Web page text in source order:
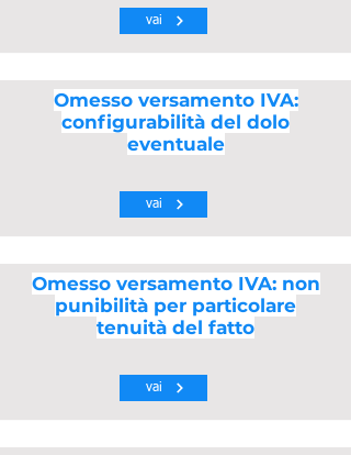
vai
Omesso versamento IVA:
configurabilità del dolo
eventuale
vai
Omesso versamento IVA: non
punibilità per particolare
tenuità del fatto
vai